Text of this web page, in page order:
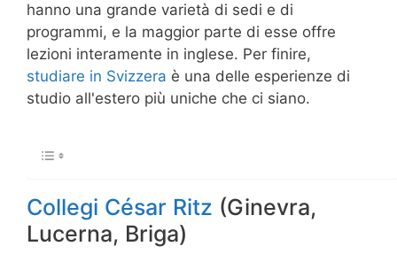
hanno una grande varietà di sedi e di
programmi, e la maggior parte di esse offre
lezioni interamente in inglese. Per finire,
studiare in Svizzera è una delle esperienze di
studio all'estero più uniche che ci siano.
Collegi César Ritz (Ginevra,
Lucerna, Briga)